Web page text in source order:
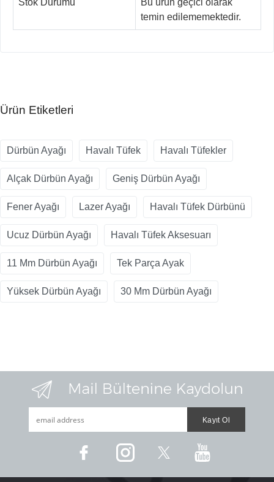
Stok Durumu
Bu ürün geçici olarak
temin edilememektedir.
Ürün Etiketleri
Dürbün Ayağı Havalı Tüfek Havalı Tüfekler
Alçak Dürbün Ayağı Geniş Dürbün Ayağı
Fener Ayağı Lazer Ayağı Havalı Tüfek Dürbünü
Ucuz Dürbün Ayağı Havalı Tüfek Aksesuarı
11 Mm Dürbün Ayağı Tek Parça Ayak
Yüksek Dürbün Ayağı 30 Mm Dürbün Ayağı